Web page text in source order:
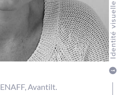
Avantilt.